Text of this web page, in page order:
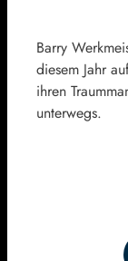
Barry
diesem Jahr
ihren
unterwegs.